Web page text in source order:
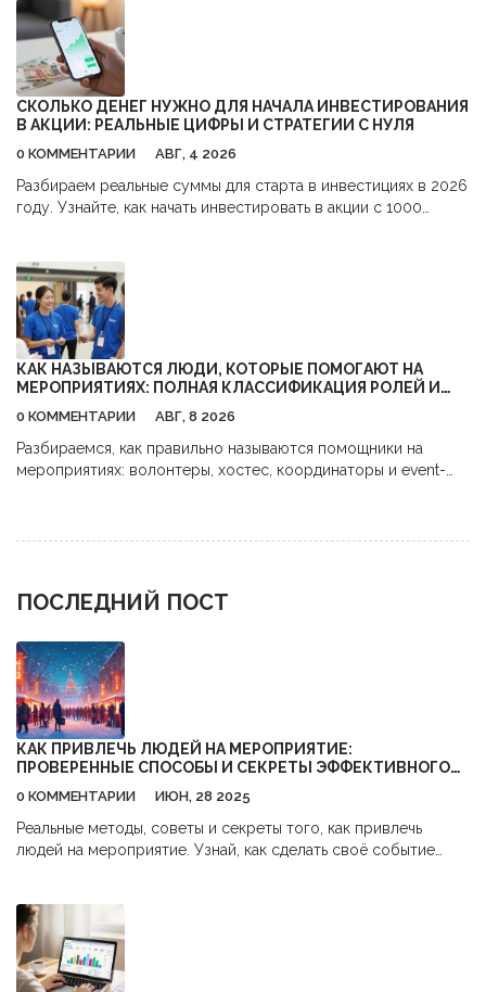
СКОЛЬКО ДЕНЕГ НУЖНО ДЛЯ НАЧАЛА ИНВЕСТИРОВАНИЯ
В АКЦИИ: РЕАЛЬНЫЕ ЦИФРЫ И СТРАТЕГИИ С НУЛЯ
0 КОММЕНТАРИИ АВГ, 4 2026
Разбираем реальные суммы для старта в инвестициях в 2026
году. Узнайте, как начать инвестировать в акции с 1000
КАК НАЗЫВАЮТСЯ ЛЮДИ, КОТОРЫЕ ПОМОГАЮТ НА
МЕРОПРИЯТИЯХ: ПОЛНАЯ КЛАССИФИКАЦИЯ РОЛЕЙ И
0 КОММЕНТАРИИ АВГ, 8 2026
Разбираемся, как правильно называются помощники на
мероприятиях: волонтеры, хостес, координаторы и event-
ПОСЛЕДНИЙ ПОСТ
КАК ПРИВЛЕЧЬ ЛЮДЕЙ НА МЕРОПРИЯТИЕ:
ПРОВЕРЕННЫЕ СПОСОБЫ И СЕКРЕТЫ ЭФФЕКТИВНОГО
0 КОММЕНТАРИИ ИЮН, 28 2025
Реальные методы, советы и секреты того, как привлечь
людей на мероприятие. Узнай, как сделать своё событие